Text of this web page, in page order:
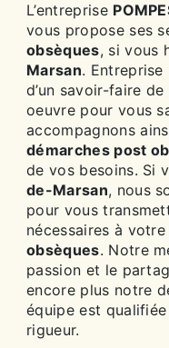
L’entreprise
vous propose ses
obsèques, si vous
Marsan. Entreprise
d’un savoir-faire
oeuvre pour vous
accompagnons
démarches post
de vos besoins. Si
de-Marsan, nous
pour vous
nécessaires à
obsèques. Notre
passion et le
encore plus notre
équipe est
rigueur.